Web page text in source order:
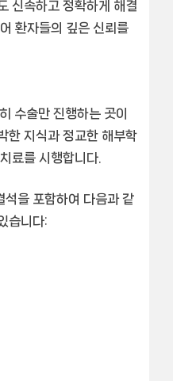
신속하고 정확하게 해결
환자들의 깊은 신뢰를
수술만 진행하는 곳이
한 지식과 정교한 해부학
료를 시행합니다.
석을 포함하여 다음과 같
습니다: